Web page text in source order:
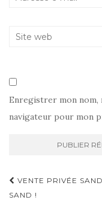
Enregistrer mon nom,
navigateur pour mon
Navigation
d'article
VENTE PRIVÉE
SAND !